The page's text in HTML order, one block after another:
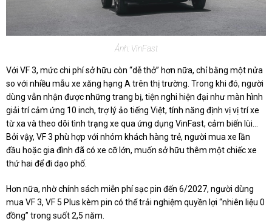
Ảnh: VinFast
Với VF 3, mức chi phí sở hữu còn “dễ thở” hơn nữa, chỉ bằng một nửa
so với nhiều mẫu xe xăng hạng A trên thị trường. Trong khi đó, người
dùng vẫn nhận được những trang bị, tiện nghi hiện đại như màn hình
giải trí cảm ứng 10 inch, trợ lý ảo tiếng Việt, tính năng định vị vị trí xe
từ xa và theo dõi tình trạng xe qua ứng dụng VinFast, cảm biến lùi…
Bởi vậy, VF 3 phù hợp với nhóm khách hàng trẻ, người mua xe lần
đầu hoặc gia đình đã có xe cỡ lớn, muốn sở hữu thêm một chiếc xe
thứ hai để đi dạo phố.
Hơn nữa, nhờ chính sách miễn phí sạc pin đến 6/2027, người dùng
mua VF 3, VF 5 Plus kèm pin có thể trải nghiệm quyền lợi “nhiên liệu 0
đồng” trong suốt 2,5 năm.